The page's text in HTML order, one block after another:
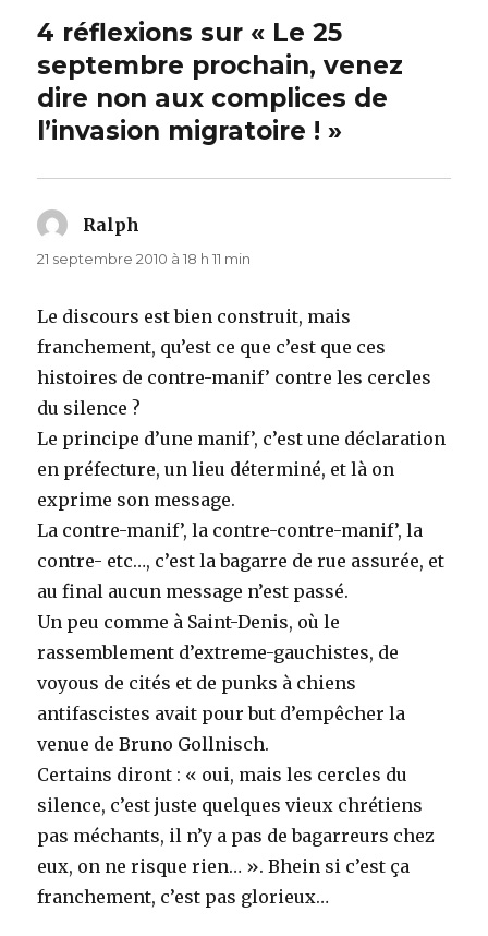
4 réflexions sur « Le 25
septembre prochain, venez
dire non aux complices de
l’invasion migratoire ! »
Ralph
21 septembre 2010 à 18 h 11 min
Le discours est bien construit, mais
franchement, qu’est ce que c’est que ces
histoires de contre-manif’ contre les cercles
du silence ?
Le principe d’une manif’, c’est une déclaration
en préfecture, un lieu déterminé, et là on
exprime son message.
La contre-manif’, la contre-contre-manif’, la
contre- etc…, c’est la bagarre de rue assurée, et
au final aucun message n’est passé.
Un peu comme à Saint-Denis, où le
rassemblement d’extreme-gauchistes, de
voyous de cités et de punks à chiens
antifascistes avait pour but d’empêcher la
venue de Bruno Gollnisch.
Certains diront : « oui, mais les cercles du
silence, c’est juste quelques vieux chrétiens
pas méchants, il n’y a pas de bagarreurs chez
eux, on ne risque rien… ». Bhein si c’est ça
franchement, c’est pas glorieux…